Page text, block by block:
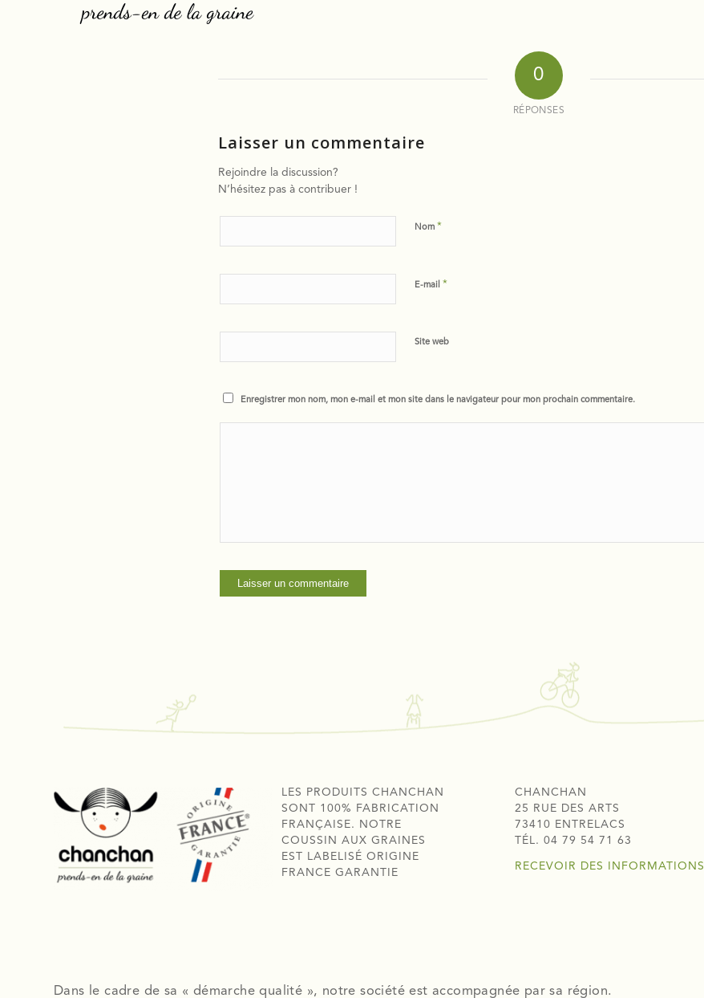
0
RÉPONSES
Laisser un commentaire
Rejoindre la discussion?
N’hésitez pas à contribuer !
Nom *
E-mail *
Site web
Enregistrer mon nom, mon e-mail et mon site dans le navigateur pour mon prochain commentaire.
LES PRODUITS CHANCHAN
SONT 100% FABRICATION
FRANÇAISE. NOTRE
COUSSIN AUX GRAINES
EST LABELISÉ ORIGINE
FRANCE GARANTIE
CHANCHAN
25 RUE DES ARTS
73410 ENTRELACS
TÉL. 04 79 54 71 63
RECEVOIR DES INFORMATIONS
Dans le cadre de sa « démarche qualité », notre société est accompagnée par sa région.